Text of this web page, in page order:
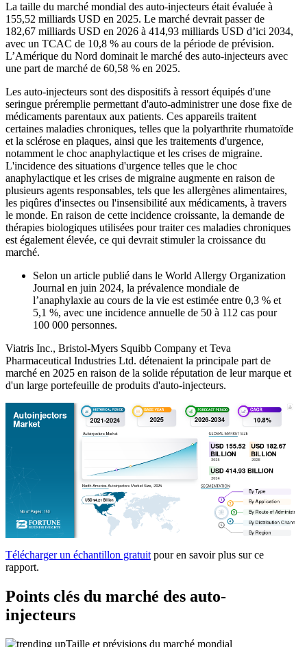
La taille du marché mondial des auto-injecteurs était évaluée à
155,52 milliards USD en 2025. Le marché devrait passer de
182,67 milliards USD en 2026 à 414,93 milliards USD d’ici 2034,
avec un TCAC de 10,8 % au cours de la période de prévision.
L’Amérique du Nord dominait le marché des auto-injecteurs avec
une part de marché de 60,58 % en 2025.
Les auto-injecteurs sont des dispositifs à ressort équipés d'une
seringue préremplie permettant d'auto-administrer une dose fixe de
médicaments parentaux aux patients. Ces appareils traitent
certaines maladies chroniques, telles que la polyarthrite rhumatoïde
et la sclérose en plaques, ainsi que les traitements d'urgence,
notamment le choc anaphylactique et les crises de migraine.
L'incidence des situations d'urgence telles que le choc
anaphylactique et les crises de migraine augmente en raison de
plusieurs agents responsables, tels que les allergènes alimentaires,
les piqûres d'insectes ou l'insensibilité aux médicaments, à travers
le monde. En raison de cette incidence croissante, la demande de
thérapies biologiques utilisées pour traiter ces maladies chroniques
est également élevée, ce qui devrait stimuler la croissance du
marché.
Selon un article publié dans le World Allergy Organization
Journal en juin 2024, la prévalence mondiale de
l’anaphylaxie au cours de la vie est estimée entre 0,3 % et
5,1 %, avec une incidence annuelle de 50 à 112 cas pour
100 000 personnes.
Viatris Inc., Bristol-Myers Squibb Company et Teva
Pharmaceutical Industries Ltd. détenaient la principale part de
marché en 2025 en raison de la solide réputation de leur marque et
d'un large portefeuille de produits d'auto-injecteurs.
Télécharger un échantillon gratuit pour en savoir plus sur ce
rapport.
Points clés du marché des auto-
injecteurs
Taille et prévisions du marché mondial